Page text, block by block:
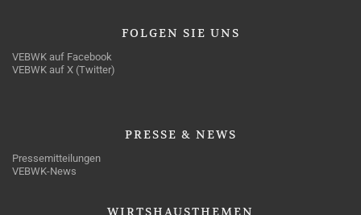
FOLGEN SIE UNS
VEBWK auf Facebook
VEBWK auf X (Twitter)
PRESSE & NEWS
Pressemitteilungen
VEBWK-News
WIRTSHAUSTHEMEN